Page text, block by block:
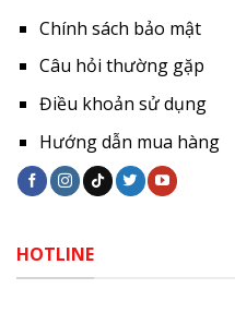
Chính sách bảo mật
Câu hỏi thường gặp
Điều khoản sử dụng
Hướng dẫn mua hàng
HOTLINE